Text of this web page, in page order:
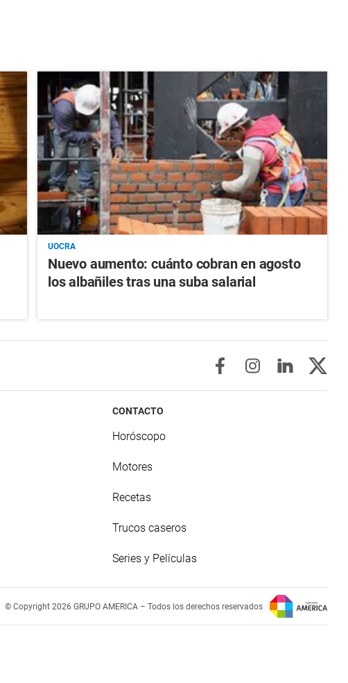
UOCRA
Nuevo aumento: cuánto cobran en agosto
los albañiles tras una suba salarial
CONTACTO
Horóscopo
Motores
Recetas
Trucos caseros
Series y Películas
© Copyright 2026 GRUPO AMERICA – Todos los derechos reservados